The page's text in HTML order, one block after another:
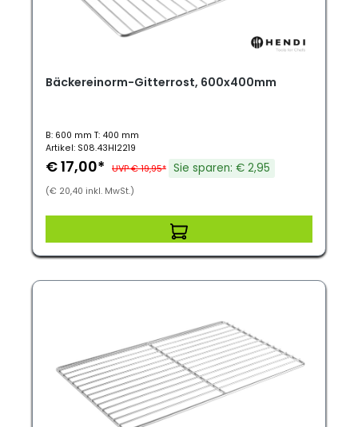
Bäckereinorm-Gitterrost, 600x400mm
B: 600 mm T: 400 mm
Artikel: S08.43HI2219
€ 17,00* UVP € 19,95* Sie sparen: € 2,95
(€ 20,40 inkl. MwSt.)